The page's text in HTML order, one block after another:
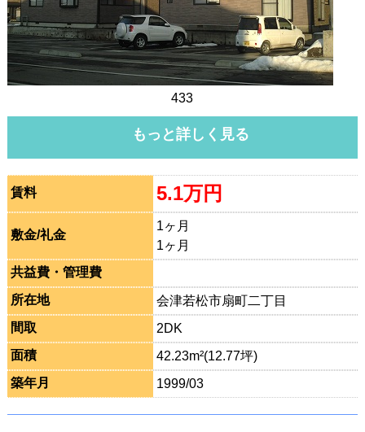
433
もっと詳しく見る
賃料 5.1万円
敷金/礼金
1ヶ月
1ヶ月
共益費・管理費
所在地
会津若松市扇町二丁目
間取
2DK
面積
42.23m²(12.77坪)
築年月
1999/03